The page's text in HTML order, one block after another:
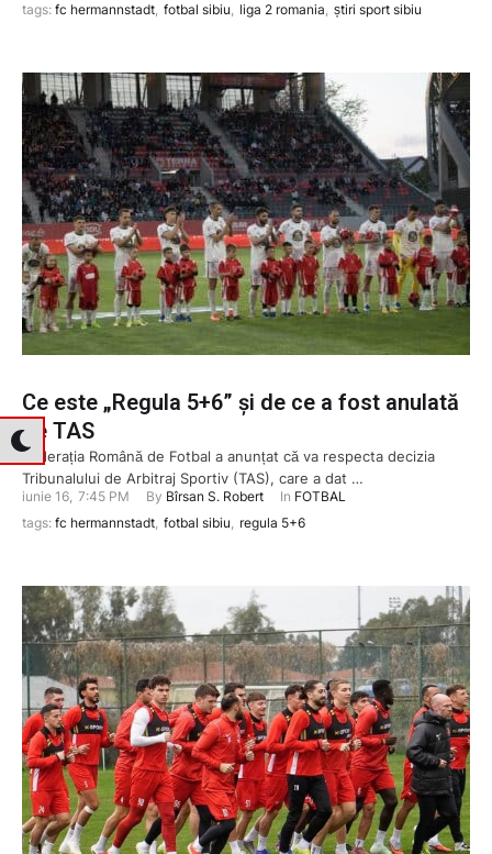
tags: fc hermannstadt, fotbal sibiu, liga 2 romania, știri sport sibiu
Ce este „Regula 5+6” și de ce a fost anulată
de TAS
Federația Română de Fotbal a anunțat că va respecta decizia
Tribunalului de Arbitraj Sportiv (TAS), care a dat …
iunie 16, 7:45 PM By Bîrsan S. Robert In FOTBAL
tags: fc hermannstadt, fotbal sibiu, regula 5+6